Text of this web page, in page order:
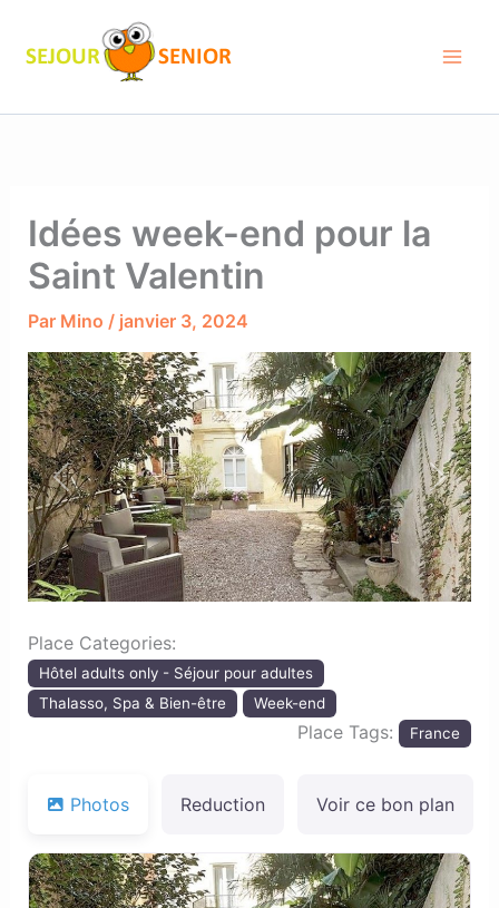
contenu
Idées week-end pour la
Saint Valentin
Par Mino / janvier 3, 2024
Previous Next
Place Categories:
Hôtel adults only - Séjour pour adultes
Thalasso, Spa & Bien-être
Week-end
Place Tags: France
Photos Reduction Voir ce bon plan